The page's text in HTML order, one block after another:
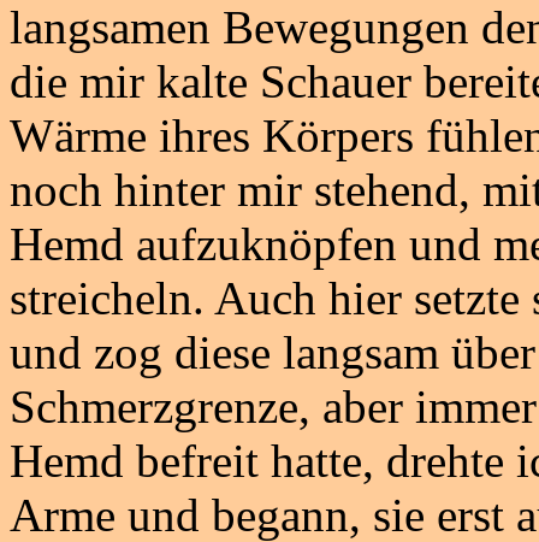
langsamen Bewegungen
die mir kalte Schauer
Wärme ihres Körpers
noch hinter mir stehend,
Hemd aufzuknöpfen und
streicheln. Auch hier
und zog diese langsam
Schmerzgrenze, aber
Hemd befreit hatte, drehte
Arme und begann, sie erst